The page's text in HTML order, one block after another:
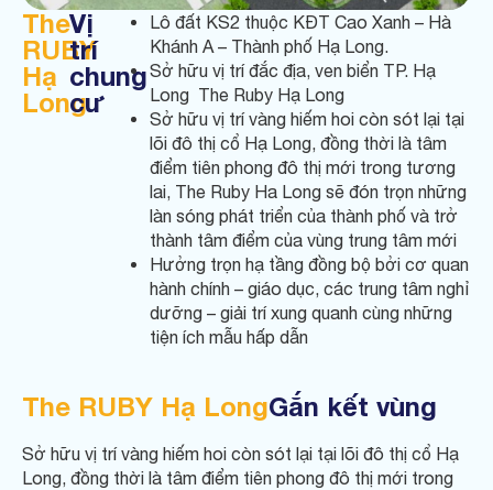
The
RUBY
Hạ
Long
Vị
trí
chung
cư
Lô đất KS2 thuộc KĐT Cao Xanh – Hà
Khánh A – Thành phố Hạ Long.
Sở hữu vị trí đắc địa, ven biển TP. Hạ
Long The Ruby Hạ Long
Sở hữu vị trí vàng hiếm hoi còn sót lại tại
lõi đô thị cổ Hạ Long, đồng thời là tâm
điểm tiên phong đô thị mới trong tương
lai, The Ruby Ha Long sẽ đón trọn những
làn sóng phát triển của thành phố và trở
thành tâm điểm của vùng trung tâm mới
Hưởng trọn hạ tầng đồng bộ bởi cơ quan
hành chính – giáo dục, các trung tâm nghỉ
dưỡng – giải trí xung quanh cùng những
tiện ích mẫu hấp dẫn
The RUBY Hạ LongGắn kết vùng
Sở hữu vị trí vàng hiếm hoi còn sót lại tại lõi đô thị cổ Hạ
Long, đồng thời là tâm điểm tiên phong đô thị mới trong